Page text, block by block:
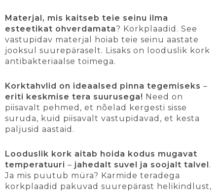
Materjal, mis kaitseb teie seinu ilma
esteetikat ohverdamata? Korkplaadid. See
vastupidav materjal hoiab teie seinu aastate
jooksul suurepäraselt. Lisaks on looduslik kork
antibakteriaalse toimega.
Korktahvlid on ideaalsed pinna tegemiseks –
eriti keskmise tera suurusega! Need on
piisavalt pehmed, et nõelad kergesti sisse
suruda, kuid piisavalt vastupidavad, et kesta
paljusid aastaid.
Looduslik kork aitab hoida kodus mugavat
temperatuuri – jahedalt suvel ja soojalt talvel .
Ja mis puutub müra? Karmide teradega
korkplaadid pakuvad suurepärast helikindlust,